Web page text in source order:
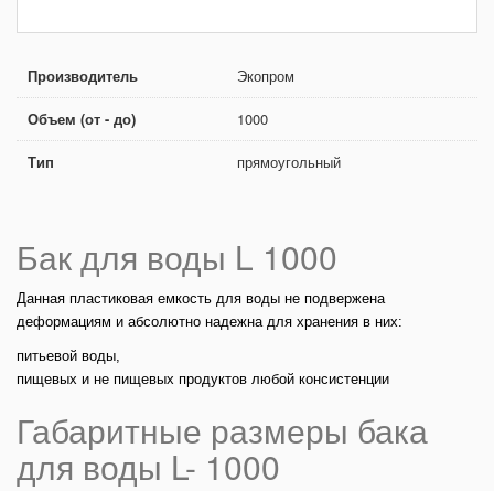
Производитель Экопром
Объем (от - до) 1000
Тип прямоугольный
Бак для воды L 1000
Данная пластиковая емкость для воды не подвержена
деформациям и абсолютно надежна для хранения в них:
питьевой воды,
пищевых и не пищевых продуктов любой консистенции
Габаритные размеры бака
для воды L- 1000